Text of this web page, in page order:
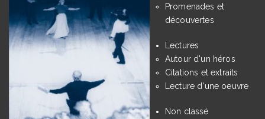
Promenades et
découvertes
Lectures
Autour d'un héros
Citations et extraits
Lecture d'une oeuvre
Non classé